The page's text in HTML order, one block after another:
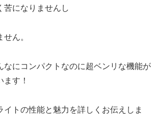
苦になりませんし
ん。
なにコンパクトなのに超ベンリな機能が
す！
イトの性能と魅力を詳しくお伝えしま